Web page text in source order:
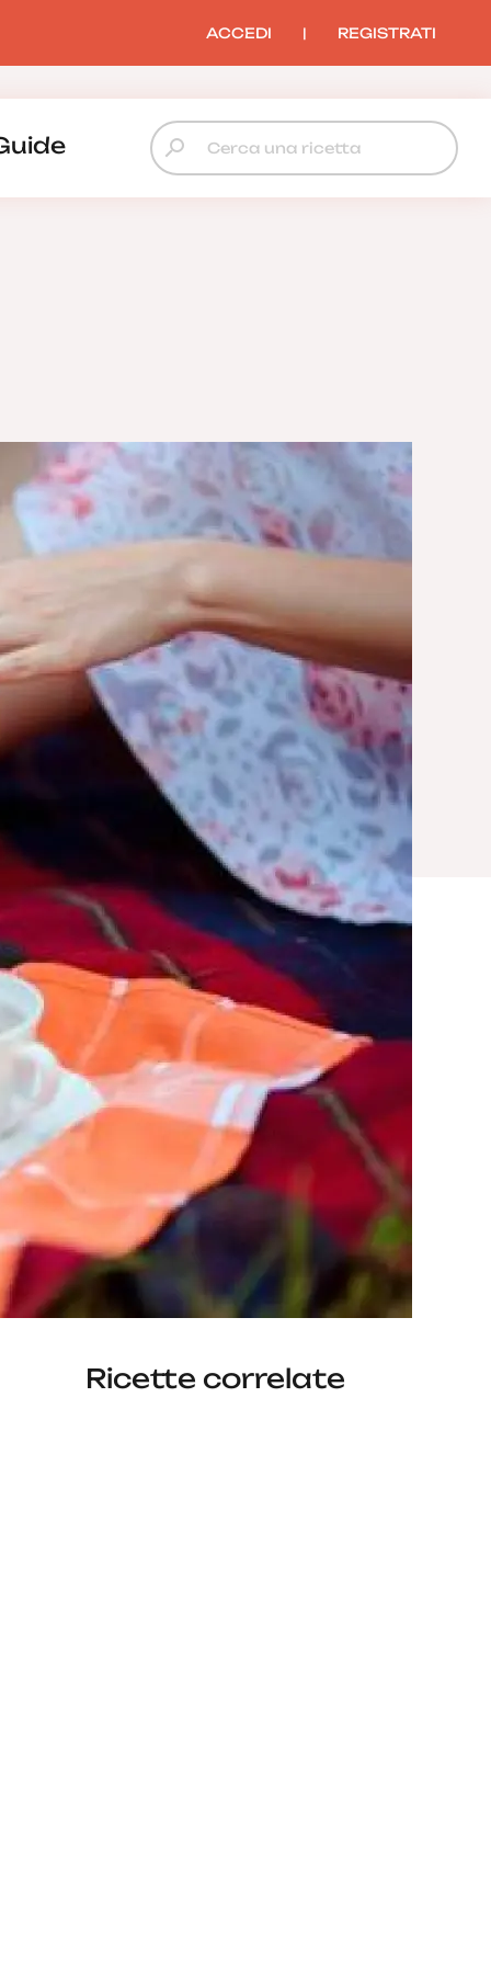
ACCEDI | REGISTRATI
Ricette correlate